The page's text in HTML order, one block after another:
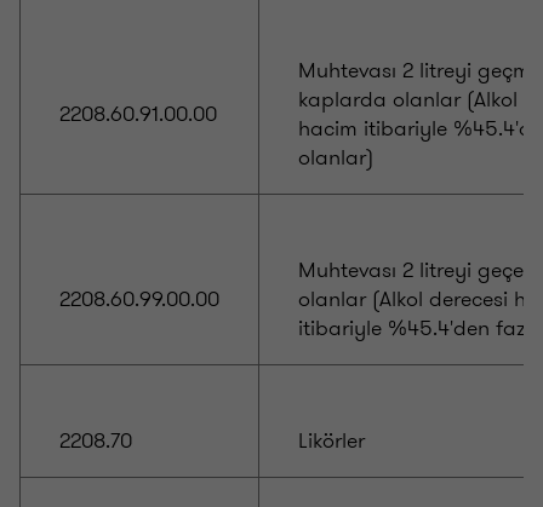
2208.60.91.00.00
Muhtevası 2 litreyi
kaplarda olanlar (Alkol
hacim itibariyle
olanlar)
2208.60.99.00.00
Muhtevası 2 litreyi
olanlar (Alkol derecesi
itibariyle %45.4'den
2208.70 Likörler